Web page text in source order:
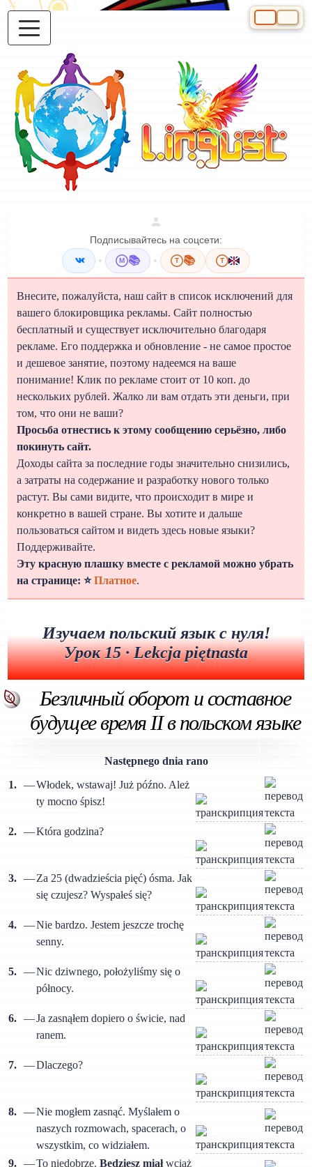
Подписывайтесь на соцсети:
• M 📚 • T 📚 T
Внесите, пожалуйста, наш сайт в список исключений для
вашего блокировщика рекламы. Сайт полностью
бесплатный и существует исключительно благодаря
рекламе. Его поддержка и обновление - не самое простое
и дешевое занятие, поэтому надеемся на ваше
понимание! Клик по рекламе стоит от 10 коп. до
нескольких рублей. Жалко ли вам отдать эти деньги, при
том, что они не ваши?
Просьба отнестись к этому сообщению серьёзно, либо
покинуть сайт.
Доходы сайта за последние годы значительно снизились,
а затраты на содержание и разработку нового только
растут. Вы сами видите, что происходит в мире и
конкретно в вашей стране. Вы хотите и дальше
пользоваться сайтом и видеть здесь новые языки?
Поддерживайте.
Эту красную плашку вместе с рекламой можно убрать
на странице: ⭐Платное.
Изучаем польский язык с нуля!
Урок 15 · Lekcja piętnasta
Безличный оборот и составное
будущее время II в польском языке
Następnego dnia rano
1.
—Włodek, wstawaj! Już późno. Ależ
ty mocno śpisz!
2. —Która godzina?
3. —Za 25 (dwadzieścia pięć) ósma. Jak
się czujesz? Wyspałeś się?
4. —Nie bardzo. Jestem jeszcze trochę
senny.
5. —Nic dziwnego, położyliśmy się o
północy.
6. —Ja zasnąłem dopiero o świcie, nad
ranem.
7. —Dlaczego?
8. —Nie mogłem zasnąć. Myślałem o
naszych rozmowach, spacerach, o
wszystkim, co widziałem.
9.
—To niedobrze.Będziesz miałwciąż